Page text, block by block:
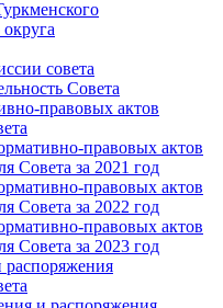
совета
Совета
правовых актов
правовых актов
Cовета за 2021 год
правовых актов
Cовета за 2022 год
правовых актов
Cовета за 2023 год
распоряжения